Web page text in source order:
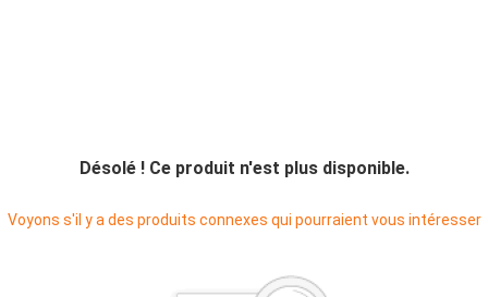
Désolé ! Ce produit n'est plus disponible.
Voyons s'il y a des produits connexes qui pourraient vous intéresser